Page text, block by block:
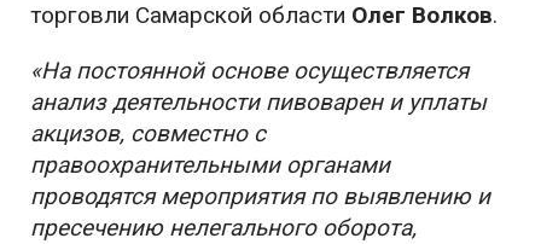
торговли Самарской области Олег Волков.
«На постоянной основе осуществляется
анализ деятельности пивоварен и уплаты
акцизов, совместно с
правоохранительными органами
проводятся мероприятия по выявлению и
пресечению нелегального оборота,